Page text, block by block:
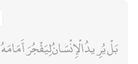
بَلْ يُرِيدُ الْإِنْسَانُ لِيَفْجُرَ أَمَامَهُ